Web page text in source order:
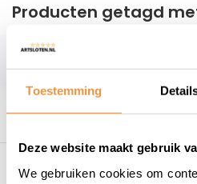
Toestemming
Deze website maakt gebruik
We gebruiken cookies om
Producten getagd